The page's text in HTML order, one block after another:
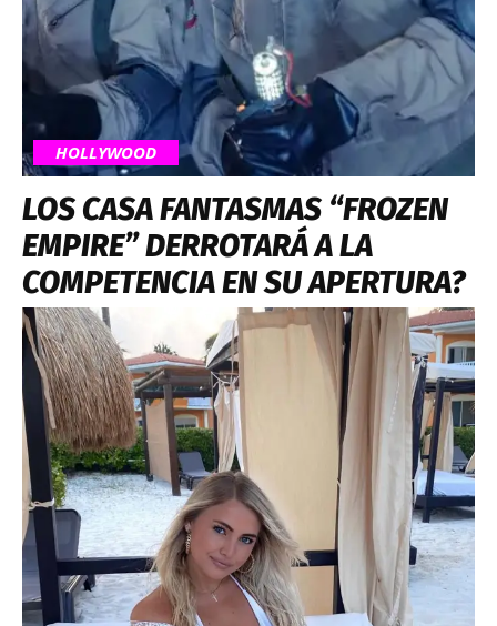
HOLLYWOOD
LOS CASA FANTASMAS “FROZEN
EMPIRE” DERROTARÁ A LA
COMPETENCIA EN SU APERTURA?